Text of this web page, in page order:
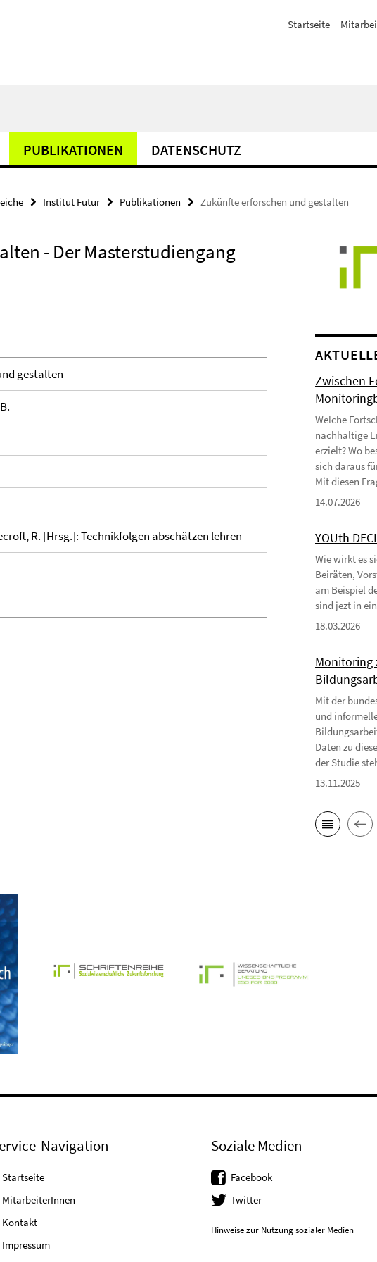
Startseite
PUBLIKATIONEN DATENSCHUTZ
Institut Futur Publikationen Zukünfte erforschen und gestalten
- Der Masterstudiengang
gestalten
R. [Hrsg.]: Technikfolgen abschätzen lehren
Zwischen
Welche
nachhaltige
erzielt? Wo
sich daraus
Mit diesen
14.07.2026
YOUth
Wie wirkt es
Beiräten,
am Beispiel
sind jezt in
18.03.2026
Monitoring
Mit der
und
Daten zu
der Studie
13.11.2025
Navigation
Startseite
MitarbeiterInnen
Kontakt
Impressum
Soziale Medien
Facebook
Twitter
Hinweise zur Nutzung sozialer Medien